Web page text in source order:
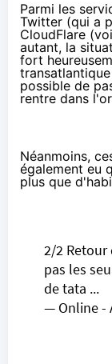
Parmi les
Twitter (qui a
CloudFlare
autant, la
fort
possible de
rentre dans
Néanmoins,
également eu
plus que
2/2 Retour
pas les
de tata ...
— Online -